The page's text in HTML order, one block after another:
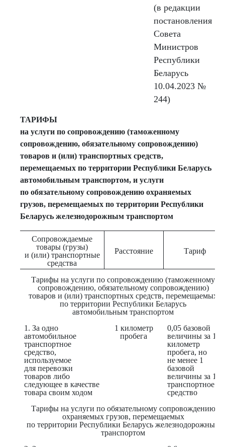
(в редакции
постановления
Совета
Министров
Республики
Беларусь
10.04.2023 №
244)
ТАРИФЫ
на услуги по сопровождению (таможенному
сопровождению, обязательному сопровождению)
товаров и (или) транспортных средств,
перемещаемых по территории Республики Беларусь
автомобильным транспортом, и услуги
по обязательному сопровождению охраняемых
грузов, перемещаемых по территории Республики
Беларусь железнодорожным транспортом
Сопровождаемые
товары (грузы)
и (или) транспортные
средства
Расстояние Тариф
Тарифы на услуги по сопровождению (таможенному
сопровождению, обязательному сопровождению)
товаров и (или) транспортных средств, перемещаемых
по территории Республики Беларусь
автомобильным транспортом
1. За одно
автомобильное
транспортное
средство,
используемое
для перевозки
товаров либо
следующее в качестве
товара своим ходом
1 километр
пробега
0,05 базовой
величины за 1
километр
пробега, но
не менее 1
базовой
величины за 1
транспортное
средство
Тарифы на услуги по обязательному сопровождению
охраняемых грузов, перемещаемых
по территории Республики Беларусь железнодорожным
транспортом